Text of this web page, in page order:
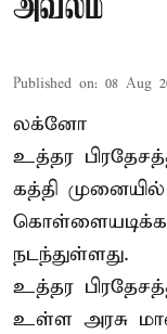
அவலம்
Published on: 08 Aug
லக்னோ
உத்தர
கத்தி
நடந்துள்ளது.
உத்தர
உள்ள அரசு